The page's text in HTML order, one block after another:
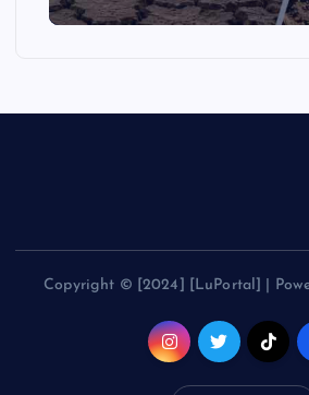
Copyright © [2024] [LuPortal] |